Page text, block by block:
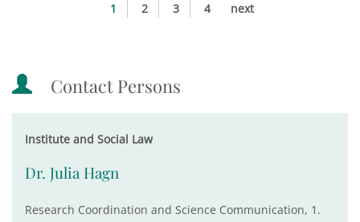
1 2 3 4 next
Contact Persons
Institute and Social Law
Dr. Julia Hagn
Research Coordination and Science Communication, 1.